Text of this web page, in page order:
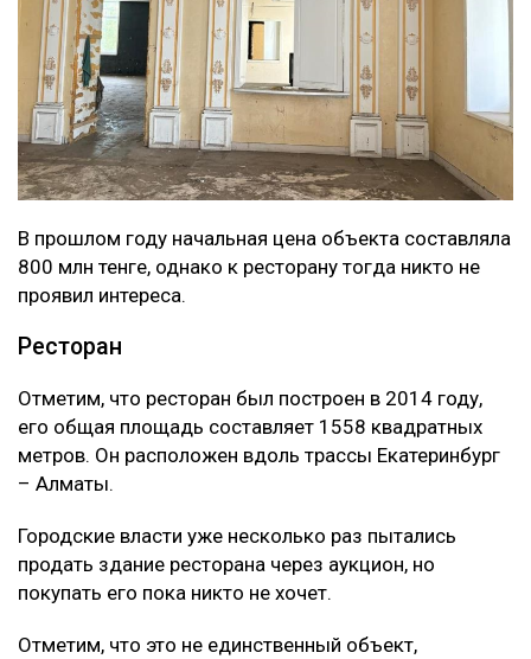
В прошлом году начальная цена объекта составляла
800 млн тенге, однако к ресторану тогда никто не
проявил интереса.
Ресторан
Отметим, что ресторан был построен в 2014 году,
его общая площадь составляет 1558 квадратных
метров. Он расположен вдоль трассы Екатеринбург
– Алматы.
Городские власти уже несколько раз пытались
продать здание ресторана через аукцион, но
покупать его пока никто не хочет.
Отметим, что это не единственный объект,